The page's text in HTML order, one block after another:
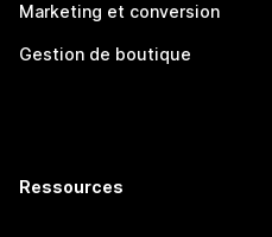
Marketing et conversion
Gestion de boutique
Ressources